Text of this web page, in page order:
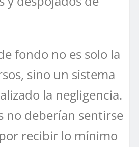
fondo no es solo la
sino un sistema
la negligencia.
no deberían sentirse
recibir lo mínimo